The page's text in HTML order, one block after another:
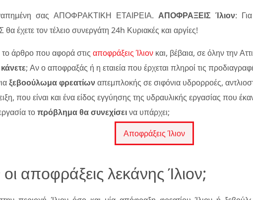
σας ΑΠΟΦΡΑΚΤΙΚΗ ΕΤΑΙΡΕΙΑ. ΑΠΟΦΡΑΞΕΙΣ Ίλιον:
έχετε τον τέλειο συνεργάτη 24h Κυριακές και αργίες!
το άρθρο που αφορά στις αποφράξεις Ίλιον και, βέβαια, σε όλην την
; Αν ο αποφραξάς ή η εταιεία που έρχεται πληροί τις
ξεβοούλωμα φρεατίωναπεμπλοκής σε σιφόνια υδρορροές,
που είναι και ένα είδος εγγύησης της υδραυλικής εργασίας που
τοπρόβλημα θα συνεχίσεινα υπάρχει;
Αποφράξεις Ίλιον
αποφράξεις λεκάνης Ίλιον;